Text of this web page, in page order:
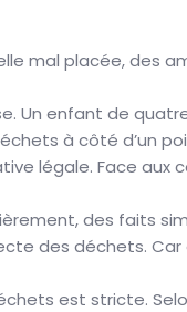
mal placée, des
Un enfant de
à côté d’un
légale. Face
des faits
des déchets.
est stricte.